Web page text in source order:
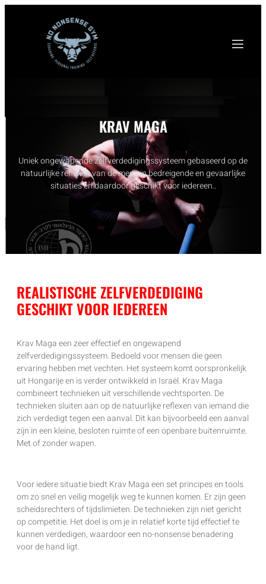
KRAV MAGA
Uniek ongewapende zelfverdedigingssysteem gebaseerd op de
natuurlijke reflexen van de mens in bedreigende en gevaarlijke
situaties en daardoor geschikt voor iedereen..
REALISTISCHE ZELFVERDEDIGING
GESCHIKT VOOR IEDEREEN
Krav Maga een zeer effectief en ongewapend
zelfverdedigingssysteem. Bedoeld voor mensen die geen
ervaring hebben met vechten. Het systeem komt oorspronkelijk
uit Hongarije en is verder ontwikkeld in Israël. Krav Maga
combineert technieken uit verschillende vechtsporten. De
technieken sluiten aan op de natuurlijke reflexen van iemand die
zich verdedigt tegen een aanval. Dit kan bijvoorbeeld een aanval
zijn in een kleine, besloten ruimte of een openbare buitenruimte.
Met of zonder wapen.
Voor iedere situatie biedt Krav Maga een set principes en tools
om zo snel en veilig mogelijk weg te kunnen komen. Er zijn geen
scheidsrechters of tijdslimieten. De technieken zijn niet gericht
op competitie. Het doel is om je in relatief korte tijd effectief te
kunnen verdedigen, waardoor een no-nonsense benadering
voor de hand ligt.